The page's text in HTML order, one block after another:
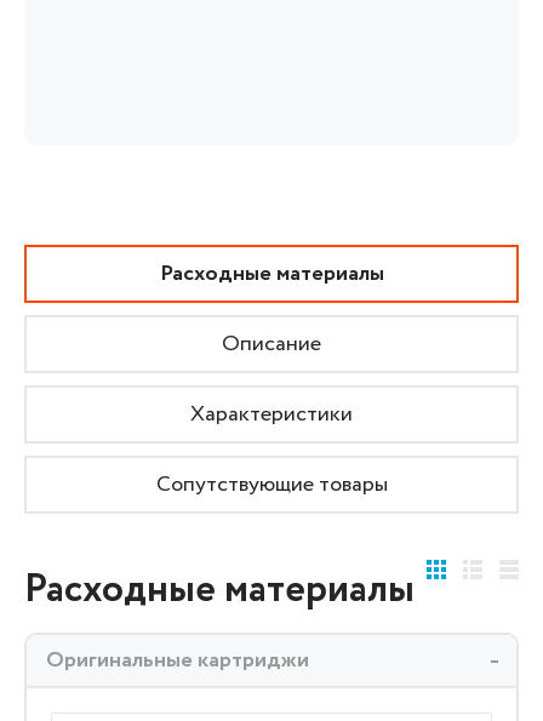
Расходные материалы
Описание
Характеристики
Сопутствующие товары
Расходные материалы
Оригинальные картриджи